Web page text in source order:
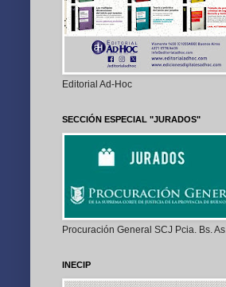
Editorial Ad-Hoc
SECCIÓN ESPECIAL "JURADOS"
Procuración General SCJ Pcia. Bs. As.
INECIP